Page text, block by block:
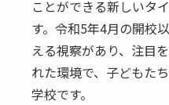
ことができる新しいタ
す。令和5年4月の開校
える視察があり、注目
れた環境で、子どもた
学校です。